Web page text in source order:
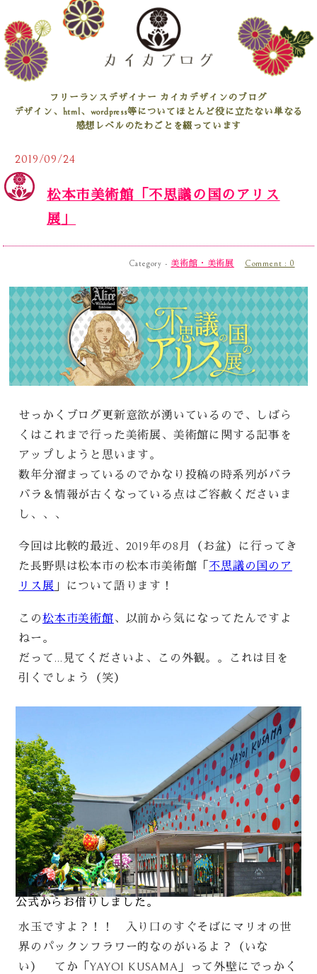
フリーランスデザイナー カイカデザインのブログ
デザイン、html、wordpress等についてほとんど役に立たない単なる
感想レベルのたわごとを綴っています
2019/09/24
松本市美術館「不思議の国のアリス
展」
Category - 美術館・美術展 Comment : 0
せっかくブログ更新意欲が湧いているので、しばら
くはこれまで行った美術展、美術館に関する記事を
アップしようと思います。
数年分溜まっているのでかなり投稿の時系列がバラ
バラ＆情報が古くなっている点はご容赦くださいま
し、、、
今回は比較的最近、2019年の8月（お盆）に行ってき
た長野県は松本市の松本市美術館「 不思議の国のア
リス展 」について語ります！
この松本市美術館、以前から気になってたんですよ
ねー。
だって…見てくださいよ、この外観。。これは目を
引くでしょう（笑）
公式からお借りしました。
水玉ですよ？！！ 入り口のすぐそばにマリオの世
界のパックンフラワー的なのがいるよ？（いな
い） てか「YAYOI KUSAMA」って外壁にでっかく